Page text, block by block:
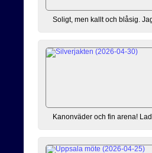
Soligt, men kallt och blåsig.
Kanonväder och fin arena!